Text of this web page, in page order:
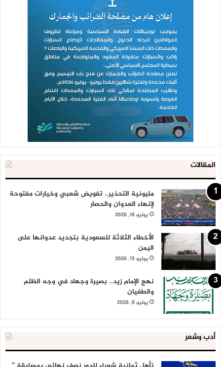
المقالات
مليونية التحذير.. تفويض شعبي وخيارات مفتوحة
لإنهاء العدوان والحصار
يوليو 18, 2026
الأخطاء الثلاثة للسعودية بتجديد عدوانها على
اليمن
يوليو 15, 2026
نهج الإمام زيد.. بصيرة وجهاد في وجه الظلم
والطغيان
يوليو 9, 2026
أدب وشعر